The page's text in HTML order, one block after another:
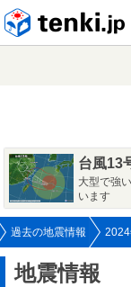
台風13
大型で強
います
過去の地震情報
地震情報